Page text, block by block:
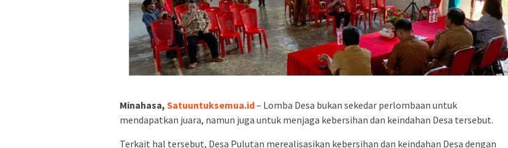
Minahasa, Satuuntuksemua.id– Lomba Desa bukan sekedar perlombaan untuk
mendapatkan juara, namun juga untuk menjaga kebersihan dan keindahan Desa tersebut.
Terkait hal tersebut, Desa Pulutan merealisasikan kebersihan dan keindahan Desa dengan